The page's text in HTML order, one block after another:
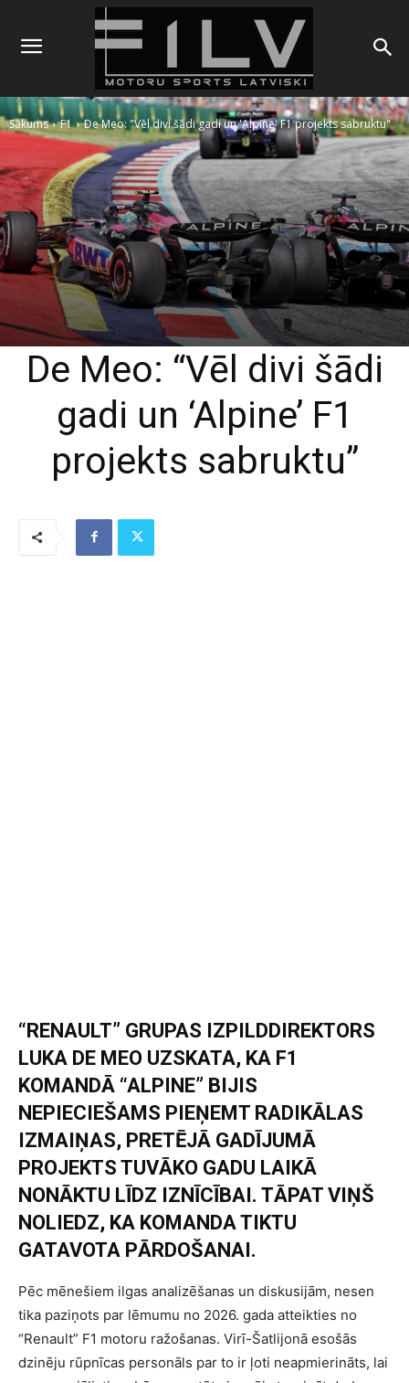
Sākums F1 De Meo: "Vēl divi šādi gadi un 'Alpine' F1 projekts sabruktu"
De Meo: “Vēl divi šādi
gadi un ‘Alpine’ F1
projekts sabruktu”
“RENAULT” GRUPAS IZPILDDIREKTORS
LUKA DE MEO UZSKATA, KA F1
KOMANDĀ “ALPINE” BIJIS
NEPIECIEŠAMS PIEŅEMT RADIKĀLAS
IZMAIŅAS, PRETĒJĀ GADĪJUMĀ
PROJEKTS TUVĀKO GADU LAIKĀ
NONĀKTU LĪDZ IZNĪCĪBAI. TĀPAT VIŅŠ
NOLIEDZ, KA KOMANDA TIKTU
GATAVOTA PĀRDOŠANAI.
Pēc mēnešiem ilgas analizēšanas un diskusijām, nesen
tika paziņots par lēmumu no 2026. gada atteikties no
“Renault” F1 motoru ražošanas. Virī-Šatlijonā esošās
dzinēju rūpnīcas personāls par to ir ļoti neapmierināts, lai